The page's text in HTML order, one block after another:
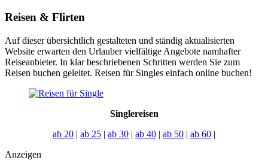
Reisen & Flirten
Auf dieser übersichtlich gestalteten und ständig aktualisierten
Website erwarten den Urlauber vielfältige Angebote namhafter
Reiseanbieter. In klar beschriebenen Schritten werden Sie zum
Reisen buchen geleitet. Reisen für Singles einfach online buchen!
Singlereisen
ab 20 | ab 25 | ab 30 | ab 40 | ab 50 | ab 60 |
Anzeigen